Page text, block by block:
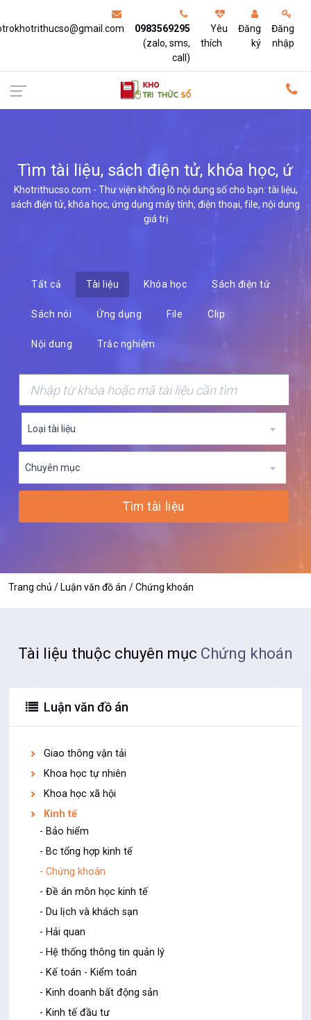
0983569295
(zalo, sms,
call)
Yêu
thích
Đăng
ký
Đăng
nhập
Tìm tài liệu, sách điện tử, khóa học,
ứng dụng,
Khotrithucso.com - Thư viện khổng lồ nội dung số cho bạn: tài liệu,
Tất cả Tài liệu Khóa học Sách điện tử
Sách nói Ứng dụng File Clip
Nội dung Trắc nghiệm
Loại tài liệu
Chuyên mục
Tìm tài liệu
Trang chủ Luận văn đồ án Chứng khoán
Tài liệu thuộc chuyên mục Chứng khoán
Luận văn đồ án
Giao thông vận tải
Khoa học tự nhiên
Khoa học xã hội
Kinh tế
- Bảo hiểm
- Bc tổng hợp kinh tế
- Chứng khoán
- Đề án môn học kinh tế
- Du lịch và khách sạn
- Hải quan
- Hệ thống thông tin quản lý
- Kế toán - Kiểm toán
- Kinh doanh bất động sản
- Kinh tế đầu tư